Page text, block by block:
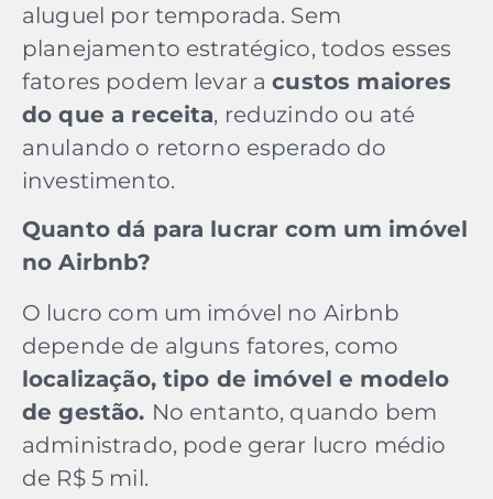
aluguel por temporada. Sem
planejamento estratégico, todos esses
fatores podem levar acustos maiores
do que a receita, reduzindo ou até
anulando o retorno esperado do
investimento.
Quanto dá para lucrar com um imóvel
no Airbnb?
O lucro com um imóvel no Airbnb
depende de alguns fatores, como
localização, tipo de imóvel e modelo
de gestão. No entanto, quando bem
administrado, pode gerar lucro médio
de R$ 5 mil.